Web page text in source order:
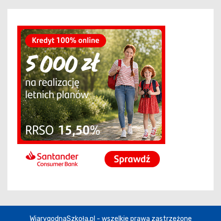
WiarygodnaSzkoła.pl - wszelkie prawa zastrzeżone